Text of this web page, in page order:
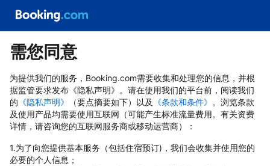
需您同意
为提供我们的服务，Booking.com需要收集和处理您的信息，并根
据监管要求发布《隐私声明》。请在使用我们的平台前，阅读我们
的 《隐私声明》 （要点摘要如下）以及 《条款和条件》 。浏览条款
及使用产品均需要使用互联网（可能产生标准流量费用。有关资费
详情，请咨询您的互联网服务商或移动运营商）：
1.为了向您提供基本服务（包括住宿预订)，我们会收集并使用您的
必要的个人信息；